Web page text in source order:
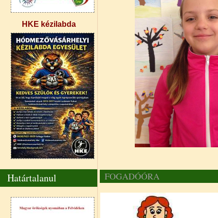
HKE kézilabda
Határtalanul FOGADÓÓRA